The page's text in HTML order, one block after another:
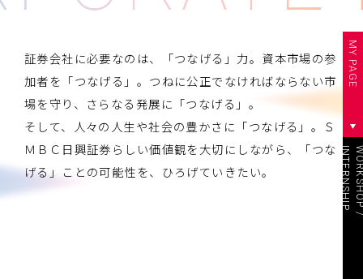
証券会社に必要なのは、「つなげる」力。資本市場の参
加者を「つなげる」。つねに公正でなければならない市
場を守り、さらなる発展に「つなげる」。
そして、人々の人生や社会の豊かさに「つなげる」。Ｓ
ＭＢＣ日興証券らしい価値観を大切にしながら、「つな
げる」ことの可能性を、ひろげていきたい。
MY PAGE
P